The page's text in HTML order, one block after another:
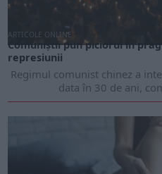
ARTICOLE ONLINE
Comuniștii pun piciorul în
represiunii
Regimul comunist chinez a
data în 30 de ani,